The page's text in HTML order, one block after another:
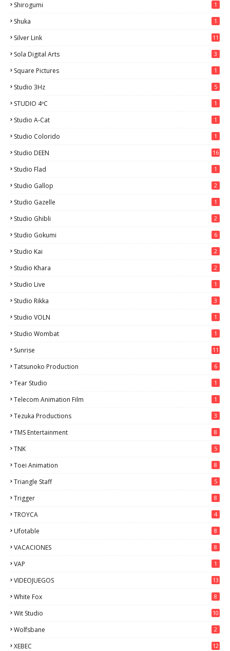
Shirogumi 1
Shuka 1
Silver Link 11
Sola Digital Arts 3
Square Pictures 1
Studio 3Hz 5
STUDIO 4ºC 1
Studio A-Cat 1
Studio Colorido 1
Studio DEEN 16
Studio Flad 1
Studio Gallop 2
Studio Gazelle 1
Studio Ghibli 2
Studio Gokumi 6
Studio Kai 2
Studio Khara 2
Studio Live 1
Studio Rikka 3
Studio VOLN 1
Studio Wombat 1
Sunrise 11
Tatsunoko Production 6
Tear Studio 1
Telecom Animation Film 1
Tezuka Productions 3
TMS Entertainment 8
TNK 5
Toei Animation 8
Triangle Staff 5
Trigger 8
TROYCA 4
Ufotable 8
VACACIONES 8
VAP 1
VIDEOJUEGOS 13
White Fox 8
Wit Studio 10
Wolfsbane 2
XEBEC 12